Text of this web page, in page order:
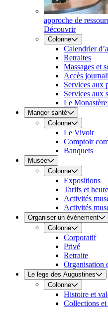
approche de
Découvrir
Colonne
Calendrier
Retraites
Massages et
Accès
Services aux
Services aux
Le
Manger santé
Colonne
Le Vivoir
Comptoir
Banquets
Musée
Colonne
Expositions
Tarifs et
Activités
Activités
Organiser un événement
Colonne
Corporatif
Privé
Retraite
Organisation
Le legs des Augustines
Colonne
Histoire et
Collections et